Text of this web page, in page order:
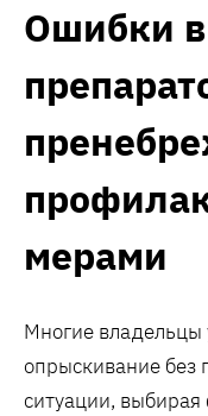
Ошибки
мерами
Многие владельцы
опрыскивание без
ситуации,